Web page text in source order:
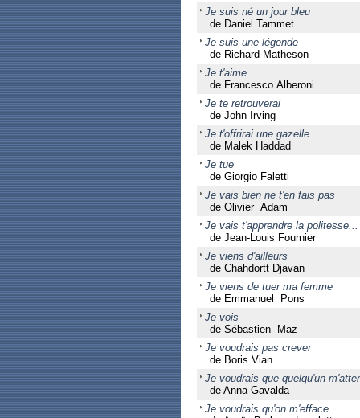
Je suis né un jour bleu
de Daniel Tammet
Je suis une légende
de Richard Matheson
Je t'aime
de Francesco Alberoni
Je te retrouverai
de John Irving
Je t'offrirai une gazelle
de Malek Haddad
Je tue
de Giorgio Faletti
Je vais bien ne t'en fais pas
de Olivier Adam
Je vais t'apprendre la
de Jean-Louis Fournier
Je viens d'ailleurs
de Chahdortt Djavan
Je viens de tuer ma femme
de Emmanuel Pons
Je vois
de Sébastien Maz
Je voudrais pas crever
de Boris Vian
Je voudrais que quelqu'un
de Anna Gavalda
Je voudrais qu'on m'efface